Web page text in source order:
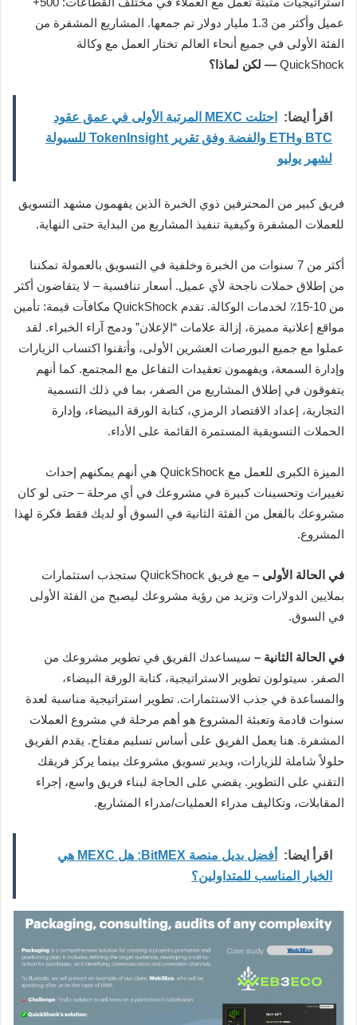
عميل وأكثر من 1.3 مليار دولار تم جمعها. المشاريع المشفرة من
الفئة الأولى في جميع أنحاء العالم تختار العمل مع وكالة
QuickShock — لكن لماذا؟
اقرأ ايضا:
احتلت MEXC المرتبة الأولى في عمق عقود
BTC وETH والفضة وفق تقرير TokenInsight للسيولة
لشهر يوليو
فريق كبير من المحترفين ذوي الخبرة الذين يفهمون مشهد التسويق
للعملات المشفرة وكيفية تنفيذ المشاريع من البداية حتى النهاية.
أكثر من 7 سنوات من الخبرة وخلفية في التسويق بالعمولة تمكننا
من إطلاق حملات ناجحة لأي عميل. أسعار تنافسية – لا يتقاضون أكثر
من 10-15٪ لخدمات الوكالة. تقدم QuickShock مكافآت قيمة: تأمين
مواقع إعلانية مميزة، إزالة علامات “الإعلان” ودمج آراء الخبراء. لقد
عملوا مع جميع البورصات العشرين الأولى، وأتقنوا اكتساب الزيارات
وإدارة السمعة، ويفهمون تعقيدات التفاعل مع المجتمع. كما أنهم
يتفوقون في إطلاق المشاريع من الصفر، بما في ذلك التسمية
التجارية، إعداد الاقتصاد الرمزي، كتابة الورقة البيضاء، وإدارة
الحملات التسويقية المستمرة القائمة على الأداء.
الميزة الكبرى للعمل مع QuickShock هي أنهم يمكنهم إحداث
تغييرات وتحسينات كبيرة في مشروعك في أي مرحلة – حتى لو كان
مشروعك بالفعل من الفئة الثانية في السوق أو لديك فقط فكرة لهذا
المشروع.
في الحالة الأولى –
مع فريق QuickShock ستجذب استثمارات
بملايين الدولارات وتزيد من رؤية مشروعك ليصبح من الفئة الأولى
في السوق.
في الحالة الثانية – سيساعدك الفريق في تطوير مشروعك من
الصفر. سيتولون تطوير الاستراتيجية، كتابة الورقة البيضاء،
والمساعدة في جذب الاستثمارات. تطوير استراتيجية مناسبة لعدة
سنوات قادمة وتعبئة المشروع هو أهم مرحلة في مشروع العملات
المشفرة. هنا يعمل الفريق على أساس تسليم مفتاح. يقدم الفريق
حلولاً شاملة للزيارات، ويدير تسويق مشروعك بينما يركز فريقك
التقني على التطوير. يقضي على الحاجة لبناء فريق واسع، إجراء
المقابلات، وتكاليف مدراء العمليات/مدراء المشاريع.
اقرأ ايضا:
أفضل بديل منصة BitMEX: هل MEXC هي
الخيار المناسب للمتداولين؟